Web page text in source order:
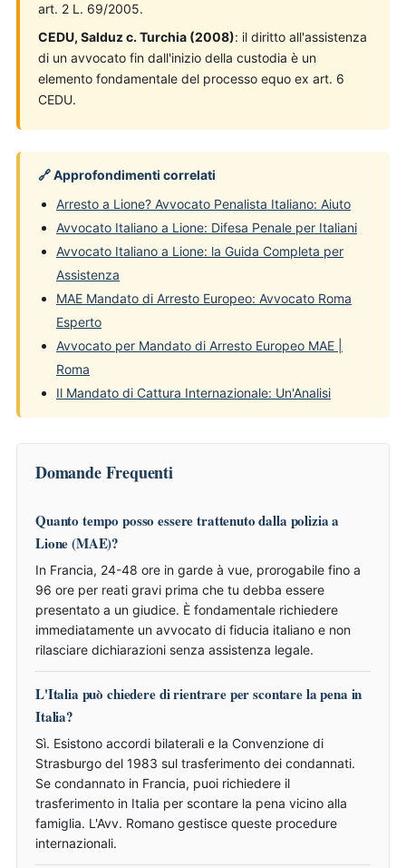
art. 2 L. 69/2005.
CEDU, Salduz c. Turchia (2008): il diritto all'assistenza
di un avvocato fin dall'inizio della custodia è un
elemento fondamentale del processo equo ex art. 6
CEDU.
🔗 Approfondimenti correlati
Arresto a Lione? Avvocato Penalista Italiano: Aiuto
Avvocato Italiano a Lione: Difesa Penale per Italiani
Avvocato Italiano a Lione: la Guida Completa per
Assistenza
MAE Mandato di Arresto Europeo: Avvocato Roma
Esperto
Avvocato per Mandato di Arresto Europeo MAE |
Roma
Il Mandato di Cattura Internazionale: Un'Analisi
Domande Frequenti
Quanto tempo posso essere trattenuto dalla polizia a
Lione (MAE)?
In Francia, 24-48 ore in garde à vue, prorogabile fino a
96 ore per reati gravi prima che tu debba essere
presentato a un giudice. È fondamentale richiedere
immediatamente un avvocato di fiducia italiano e non
rilasciare dichiarazioni senza assistenza legale.
L'Italia può chiedere di rientrare per scontare la pena in
Italia?
Sì. Esistono accordi bilaterali e la Convenzione di
Strasburgo del 1983 sul trasferimento dei condannati.
Se condannato in Francia, puoi richiedere il
trasferimento in Italia per scontare la pena vicino alla
famiglia. L'Avv. Romano gestisce queste procedure
internazionali.